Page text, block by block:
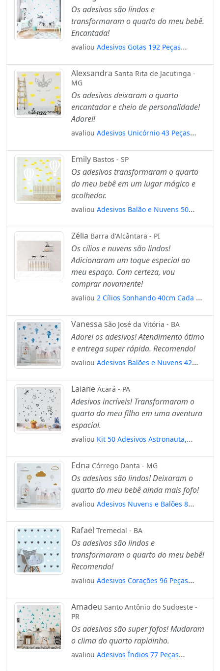
Os adesivos são lindos e
transformaram o quarto do meu bebê.
Encantada!
avaliou Adesivos Gotas 192 Peças
Mod:151
Alexsandra Santa Rita de Jacutinga -
MG
Os adesivos deixaram o quarto
encantador e cheio de personalidade!
Adorei!
avaliou Adesivos Unicórnio 43 Peças
Mod:6
Emily Bastos - SP
Os adesivos transformaram o quarto
do meu bebê em um lugar mágico e
acolhedor.
avaliou Adesivos Balão e Nuvens 50
Infantil Mod:938
Zélia Barra d'Alcântara - PI
Os cílios e nuvens são lindos!
Adicionaram um toque especial ao
meu espaço. Com certeza, vou
comprar novamente!
avaliou 2 Cílios Sonhando 40cm Cada +
Vanessa São José da Vitória - BA
Adorei os adesivos! Atendimento ótimo
e entrega super rápida. Recomendo!
avaliou Adesivos Balões e Nuvens 42
Infantil Mod:793
Laiane Acará - PA
Adesivos incríveis! Transformaram o
quarto do meu filho em uma aventura
espacial.
avaliou Kit 50 Adesivos Astronauta,
Mod:256
Edna Córrego Danta - MG
Os adesivos são lindos! Deixaram o
quarto do meu bebê ainda mais fofo!
avaliou Adesivos Nuvens e Balões 8
Infantil Mod:648
Rafael Tremedal - BA
Os adesivos são lindos e
transformaram o quarto do meu bebê!
Recomendo!
avaliou Adesivos Corações 96 Peças
Mod:503
Amadeu Santo Antônio do Sudoeste -
PR
Os adesivos são super fofos! Mudaram
o clima do quarto rapidinho.
avaliou Adesivos Índios 77 Peças